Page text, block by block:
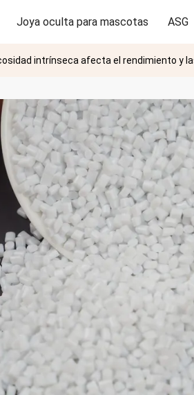
Joya oculta para mascotas ASG
intrínseca afecta el rendimiento y